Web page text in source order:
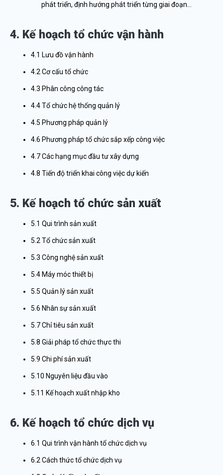
phát triển, định hướng phát triển từng giai đoạn…
4. Kế hoạch tổ chức vận hành
4.1 Lưu đồ vận hành
4.2 Cơ cấu tổ chức
4.3 Phân công công tác
4.4 Tổ chức hệ thống quản lý
4.5 Phương pháp quản lý
4.6 Phương pháp tổ chức sắp xếp công việc
4.7 Các hạng mục đầu tư xây dựng
4.8 Tiến độ triển khai công việc dự kiến
5. Kế hoạch tổ chức sản xuất
5.1 Qui trình sản xuất
5.2 Tổ chức sản xuất
5.3 Công nghệ sản xuất
5.4 Máy móc thiết bị
5.5 Quản lý sản xuất
5.6 Nhân sự sản xuất
5.7 Chỉ tiêu sản xuất
5.8 Giải pháp tổ chức thực thi
5.9 Chi phí sản xuất
5.10 Nguyên liệu đầu vào
5.11 Kế hoạch xuất nhập kho
6. Kế hoạch tổ chức dịch vụ
6.1 Qui trình vận hành tổ chức dịch vụ
6.2 Cách thức tổ chức dịch vụ